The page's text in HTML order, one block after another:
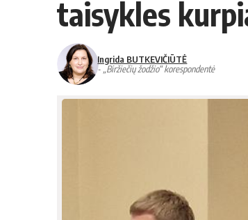
taisykles
Ingrida BUTKEVIČIŪTĖ
- „Biržiečių žodžio“ korespondentė